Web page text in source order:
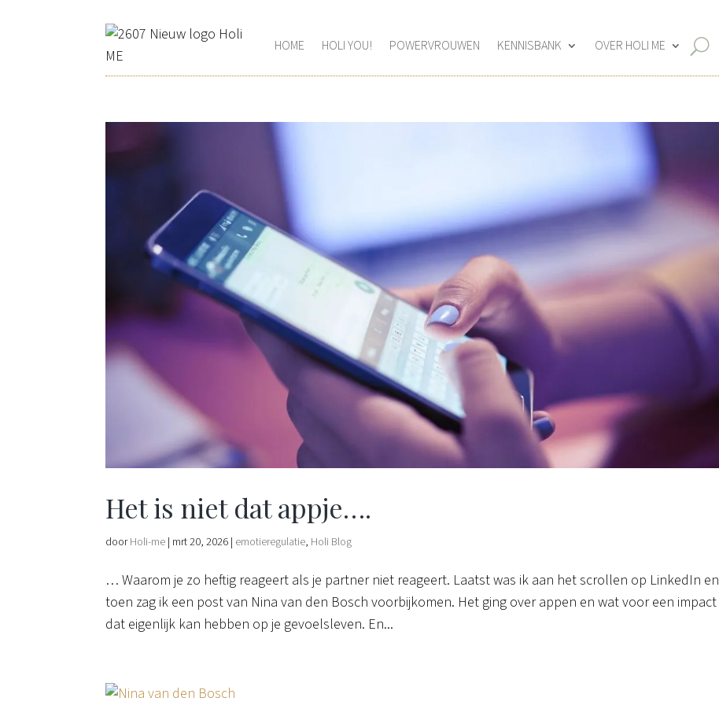
HOME HOLI YOU! POWERVROUWEN KENNISBANK OVER HOLI ME
Het is niet dat appje….
doorHoli-me | mrt 20, 2026 | emotieregulatie, Holi Blog
… Waarom je zo heftig reageert als je partner niet reageert. Laatst was ik aan het scrollen op LinkedIn en
toen zag ik een post van Nina van den Bosch voorbijkomen. Het ging over appen en wat voor een impact
dat eigenlijk kan hebben op je gevoelsleven. En...